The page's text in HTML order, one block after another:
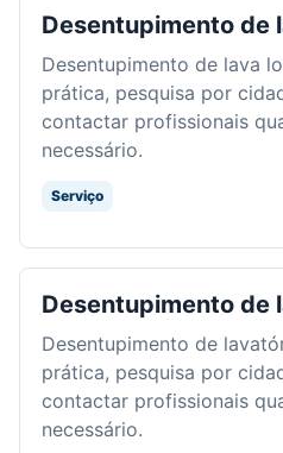
Desentupimento de
Desentupimento de lava
prática, pesquisa por
contactar profissionais
necessário.
Serviço
Desentupimento de
Desentupimento de
prática, pesquisa por
contactar profissionais
necessário.